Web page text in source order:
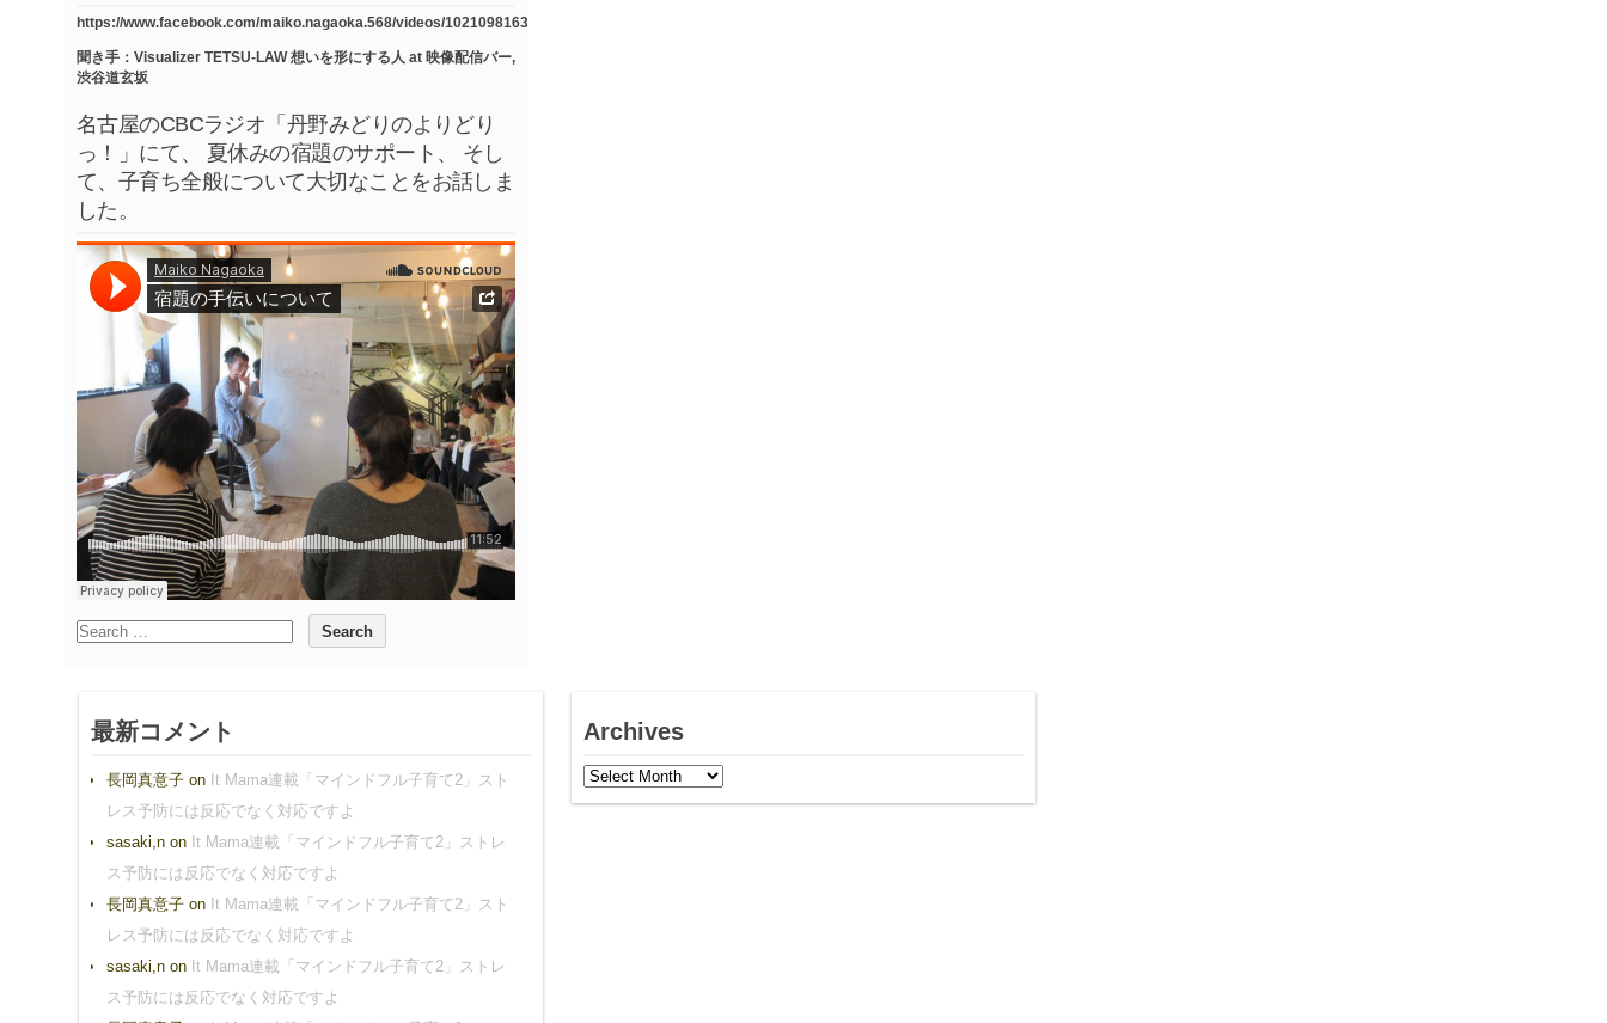
https://www.facebook.com/maiko.nagaoka.568/videos/10210981638417544/
聞き手：Visualizer TETSU-LAW 想いを形にする人 at 映像配信バー,
渋谷道玄坂
名古屋のCBCラジオ「丹野みどりのよりどり
っ！」にて、 夏休みの宿題のサポート、 そし
て、子育ち全般について大切なことをお話しま
した。
最新コメント
長岡真意子 on It Mama連載「マインドフル子育て2」スト
レス予防には反応でなく対応ですよ
sasaki,n on It Mama連載「マインドフル子育て2」ストレ
ス予防には反応でなく対応ですよ
長岡真意子 on It Mama連載「マインドフル子育て2」スト
レス予防には反応でなく対応ですよ
sasaki,n on It Mama連載「マインドフル子育て2」ストレ
ス予防には反応でなく対応ですよ
Archives